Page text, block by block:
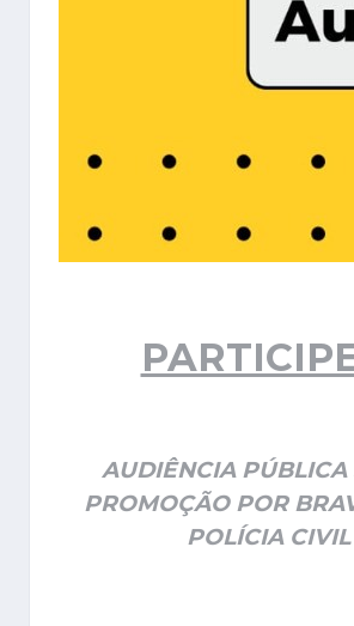
AUDIÊNCIA PÚBLICA
PROMOÇÃO POR
POLÍCIA CIVIL